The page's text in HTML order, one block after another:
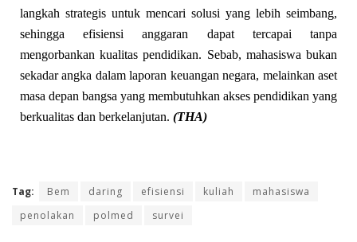
langkah strategis untuk mencari solusi yang lebih seimbang,
sehingga efisiensi anggaran dapat tercapai tanpa
mengorbankan kualitas pendidikan. Sebab, mahasiswa bukan
sekadar angka dalam laporan keuangan negara, melainkan aset
masa depan bangsa yang membutuhkan akses pendidikan yang
berkualitas dan berkelanjutan. (THA)
Tag: Bem daring efisiensi kuliah
mahasiswa
penolakan
polmed survei